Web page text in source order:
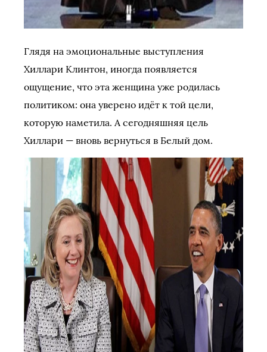
Глядя на эмоциональные выступления
Хиллари Клинтон, иногда появляется
ощущение, что эта женщина уже родилась
политиком: она уверено идёт к той цели,
которую наметила. А сегодняшняя цель
Хиллари — вновь вернуться в Белый дом.